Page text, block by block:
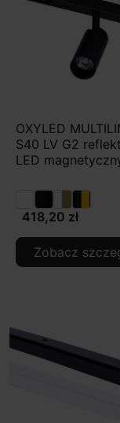
OXYLED
S40 LV G2
LED
418,20 zł
Zobacz